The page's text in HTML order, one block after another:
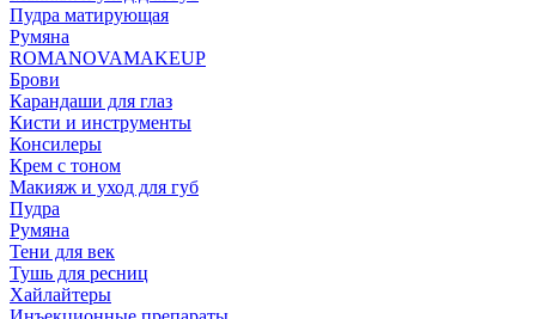
Пудра матирующая
Румяна
ROMANOVAMAKEUP
Брови
Карандаши для глаз
Кисти и инструменты
Консилеры
Крем с тоном
Макияж и уход для губ
Пудра
Румяна
Тени для век
Тушь для ресниц
Хайлайтеры